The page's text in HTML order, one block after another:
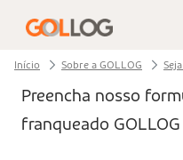
Início Sobre a GOLLOG
Preencha nosso
franqueado GOLLOG